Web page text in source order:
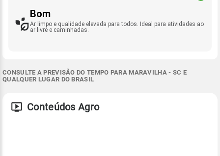
Bom
Ar limpo e qualidade elevada para todos. Ideal para atividades ao
ar livre e caminhadas.
CONSULTE A PREVISÃO DO TEMPO PARA MARAVILHA - SC E
QUALQUER LUGAR DO BRASIL
Conteúdos Agro